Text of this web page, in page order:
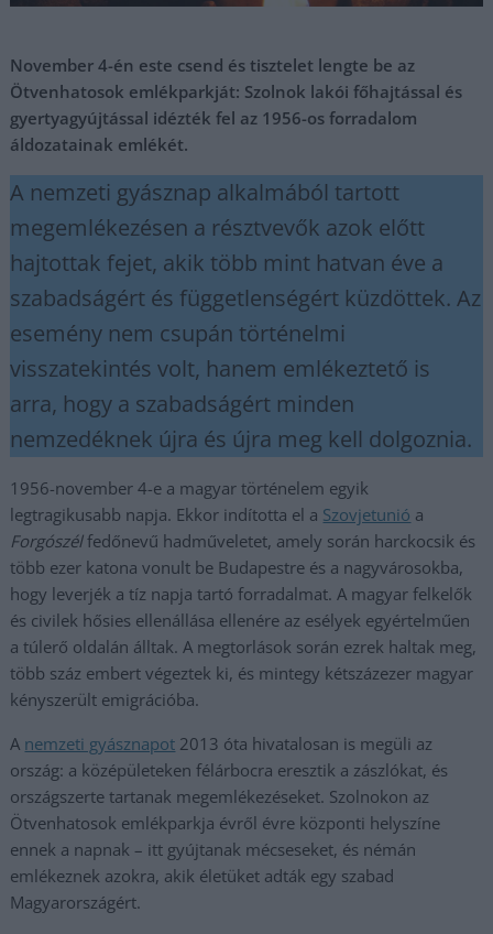
November 4-én este csend és tisztelet lengte be az
Ötvenhatosok emlékparkját: Szolnok lakói főhajtással és
gyertyagyújtással idézték fel az 1956-os forradalom
áldozatainak emlékét.
A nemzeti gyásznap alkalmából tartott
megemlékezésen a résztvevők azok előtt
hajtottak fejet, akik több mint hatvan éve a
szabadságért és függetlenségért küzdöttek. Az
esemény nem csupán történelmi
visszatekintés volt, hanem emlékeztető is
arra, hogy a szabadságért minden
nemzedéknek újra és újra meg kell dolgoznia.
1956-november 4-e a magyar történelem egyik
legtragikusabb napja. Ekkor indította el a Szovjetunió a
Forgószélfedőnevű hadműveletet, amely során harckocsik és
több ezer katona vonult be Budapestre és a nagyvárosokba,
hogy leverjék a tíz napja tartó forradalmat. A magyar felkelők
és civilek hősies ellenállása ellenére az esélyek egyértelműen
a túlerő oldalán álltak. A megtorlások során ezrek haltak meg,
több száz embert végeztek ki, és mintegy kétszázezer magyar
kényszerült emigrációba.
A nemzeti gyásznapot 2013 óta hivatalosan is megüli az
ország: a középületeken félárbocra eresztik a zászlókat, és
országszerte tartanak megemlékezéseket. Szolnokon az
Ötvenhatosok emlékparkja évről évre központi helyszíne
ennek a napnak – itt gyújtanak mécseseket, és némán
emlékeznek azokra, akik életüket adták egy szabad
Magyarországért.